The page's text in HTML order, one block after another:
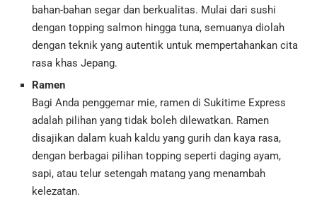
bahan-bahan segar dan berkualitas. Mulai dari sushi
dengan topping salmon hingga tuna, semuanya diolah
dengan teknik yang autentik untuk mempertahankan cita
rasa khas Jepang.
Ramen
Bagi Anda penggemar mie, ramen di Sukitime Express
adalah pilihan yang tidak boleh dilewatkan. Ramen
disajikan dalam kuah kaldu yang gurih dan kaya rasa,
dengan berbagai pilihan topping seperti daging ayam,
sapi, atau telur setengah matang yang menambah
kelezatan.